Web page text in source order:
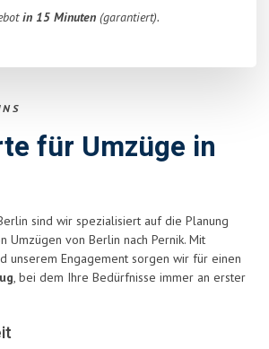
in 15 Minuten(garantiert).
für Umzüge in
sind wir spezialisiert auf die Planung
Umzügen von Berlin nach Pernik. Mit
unserem Engagement sorgen wir für einen
, bei dem Ihre Bedürfnisse immer an erster